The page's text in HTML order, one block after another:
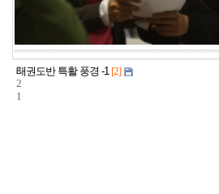
3
2
1
태권도반 특활 풍경 -1 [2]